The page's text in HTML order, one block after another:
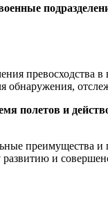
превосходства
полетов и
преимущества
и